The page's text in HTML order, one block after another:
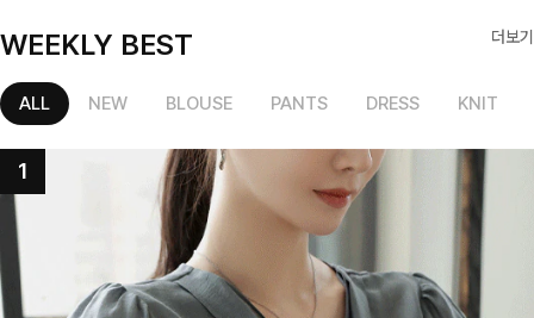
WEEKLY BEST 더보기
ALL NEW BLOUSE PANTS DRESS KNIT